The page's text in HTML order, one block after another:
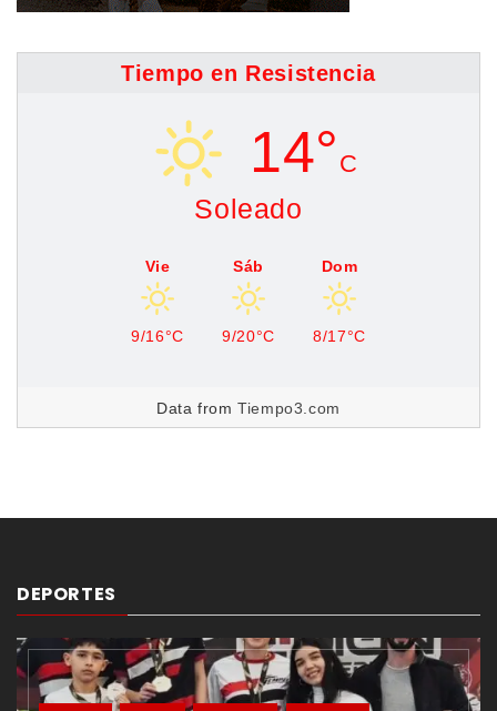
Tiempo en Resistencia
14° C
Soleado
Vie
9/16°C
Sáb
9/20°C
Dom
8/17°C
Data fromTiempo3.com
DEPORTES